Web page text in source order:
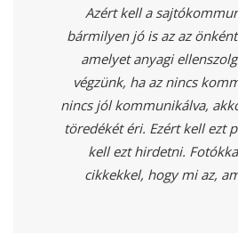
Azért kell a
bármilyen jó is az az
amelyet anyagi
végzünk, ha az nincs
nincs jól kommunikálva,
töredékét éri. Ezért kell ezt
kell ezt hirdetni.
cikkekkel, hogy mi az,